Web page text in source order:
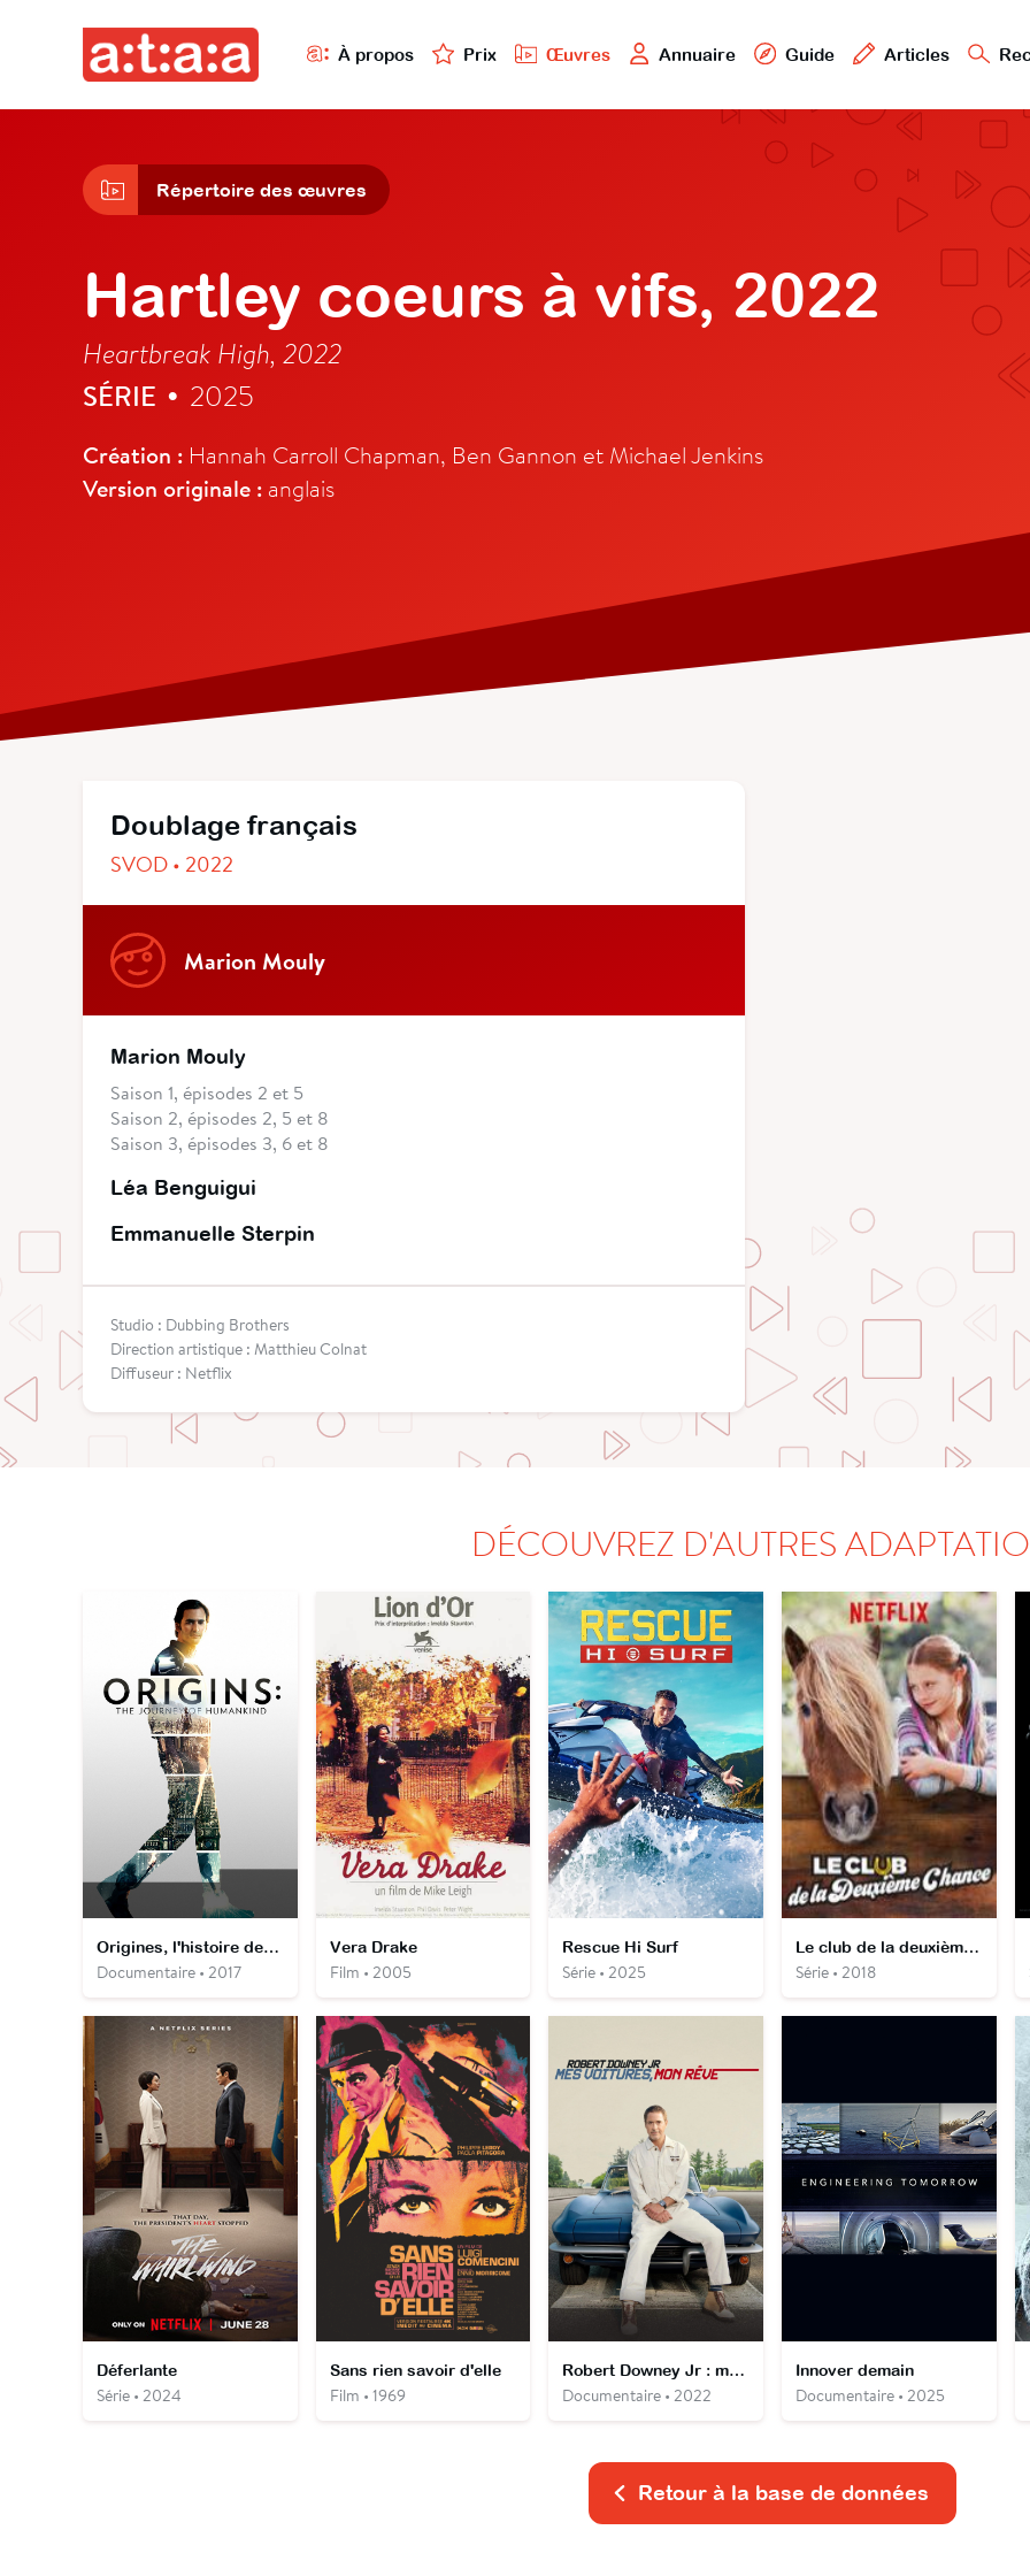
À propos Prix Œuvres Annuaire Guide Articles
Répertoire des œuvres
Hartley coeurs à vifs, 2022
Heartbreak High, 2022
SÉRIE • 2025
Création : Hannah Carroll Chapman, Ben Gannon et Michael Jenkins
Version originale : anglais
Doublage français
SVOD • 2022
Marion Mouly
Marion Mouly
Saison 1, épisodes 2 et 5
Saison 2, épisodes 2, 5 et 8
Saison 3, épisodes 3, 6 et 8
Léa Benguigui
Emmanuelle Sterpin
Studio : Dubbing Brothers
Direction artistique : Matthieu Colnat
Diffuseur : Netflix
DÉCOUVREZ D'AUTRES
Origines, l'histoire de l'humanité
Documentaire • 2017
Vera Drake
Film • 2005
Rescue Hi Surf
Série • 2025
Le club de la deuxième chance
Série • 2018
Déferlante
Série • 2024
Sans rien savoir d'elle
Film • 1969
Robert Downey Jr : mes voitures, mon rêve
Documentaire • 2022
Innover demain
Documentaire • 2025
Retour à la base de données